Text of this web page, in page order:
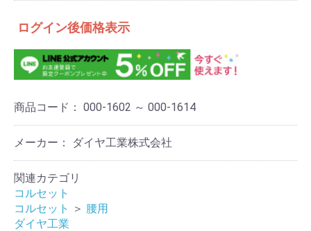
ログイン後価格表示
商品コード： 000-1602 ～ 000-1614
メーカー： ダイヤ工業株式会社
関連カテゴリ
コルセット
コルセット
＞ 腰用
ダイヤ工業